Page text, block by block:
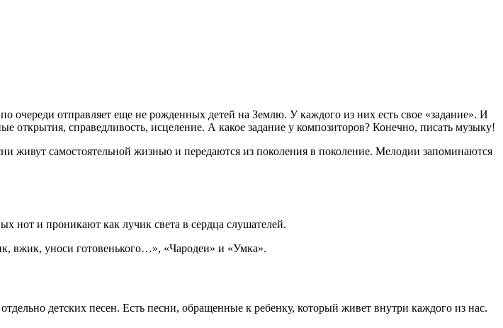
отправляет еще не рожденных детей на Землю. У каждого из них есть свое «задание». И
справедливость, исцеление. А какое задание у композиторов? Конечно, писать музыку!
самостоятельной жизнью и передаются из поколения в поколение. Мелодии запоминаются
нот и проникают как лучик света в сердца слушателей.
вжик, уноси готовенького…», «Чародеи» и «Умка».
детских песен. Есть песни, обращенные к ребенку, который живет внутри каждого из нас.